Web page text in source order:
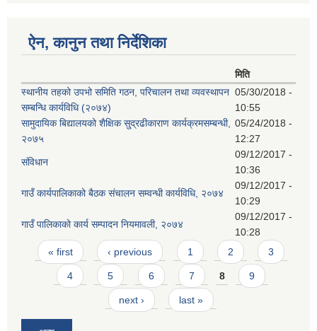
ऐन, कानुन तथा निर्देशिका
मिति
स्थानीय तहको उपभो समिति गठन, परिचालन तथा व्यवस्थापन
सम्बन्धि कार्यविधि (२०७४)
05/30/2018 -
10:55
सामुदायिक बिद्यालयको शैक्षिक सु्द्रढीकाराण कार्यक्रमसम्बन्धी,
२०७५
05/24/2018 -
12:27
संविधान
09/12/2017 -
10:36
गाउँ कार्यपालिकाको बैठक संचालन सम्वन्धी कार्यविधि, २०७४
09/12/2017 -
10:29
गाउँ पालिकाको कार्य सम्पादन नियमावली, २०७४
09/12/2017 -
10:28
Pages
« first ‹ previous 1 2 3
4 5 6 7 8 9
next › last »